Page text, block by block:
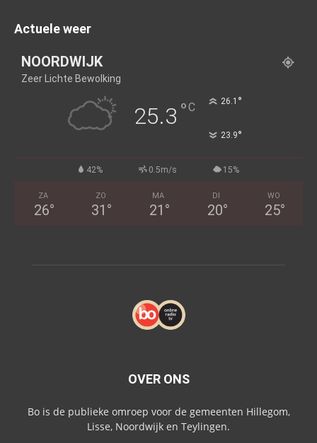
Actuele weer
NOORDWIJK
Zeer Lichte Bewolking
25.3 °C 26.1 °
23.9°
42% 0.5m/s 15%
ZA
26°
ZO
31 °
MA
21 °
DI
20°
WO
25°
OVER ONS
Bo is de publieke omroep voor de gemeenten Hillegom,
Lisse, Noordwijk en Teylingen.